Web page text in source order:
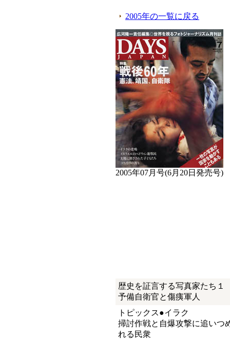
2005年の一覧に戻る
2005年07月号(6月20日発売号)
歴史を証言する写真家たち１
予備自衛官と傷痍軍人
トピックス●イラク
掃討作戦と自爆攻撃に追いつ
れる民衆